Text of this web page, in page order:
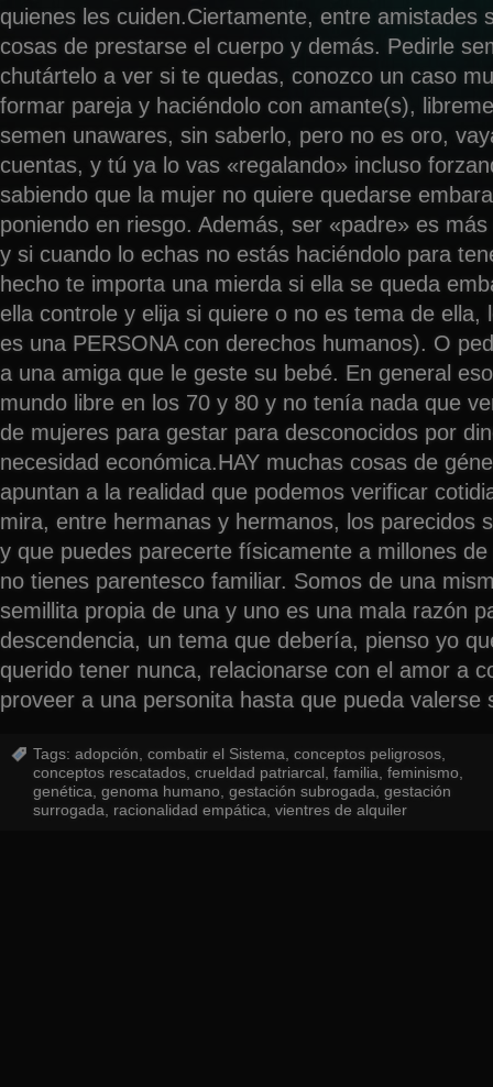
quienes les cuiden.Ciertamente, entre amistades
cosas de prestarse el cuerpo y demás. Pedirle
chutártelo a ver si te quedas, conozco un caso
formar pareja y haciéndolo con amante(s),
semen unawares, sin saberlo, pero no es oro,
cuentas, y tú ya lo vas «regalando» incluso
sabiendo que la mujer no quiere quedarse
poniendo en riesgo. Además, ser «padre» es
y si cuando lo echas no estás haciéndolo para
hecho te importa una mierda si ella se queda
ella controle y elija si quiere o no es tema de ella,
es una PERSONA con derechos humanos). O
a una amiga que le geste su bebé. En general
mundo libre en los 70 y 80 y no tenía nada que
de mujeres para gestar para desconocidos por
necesidad económica.HAY muchas cosas de
apuntan a la realidad que podemos verificar
mira, entre hermanas y hermanos, los parecidos
y que puedes parecerte físicamente a millones
no tienes parentesco familiar. Somos de una
semillita propia de una y uno es una mala razón
descendencia, un tema que debería, pienso yo
querido tener nunca, relacionarse con el amor a
proveer a una personita hasta que pueda valerse
Tags: adopción, combatir el Sistema, conceptos peligrosos,
conceptos rescatados, crueldad patriarcal, familia, feminismo,
genética, genoma humano, gestación subrogada, gestación
surrogada, racionalidad empática, vientres de alquiler